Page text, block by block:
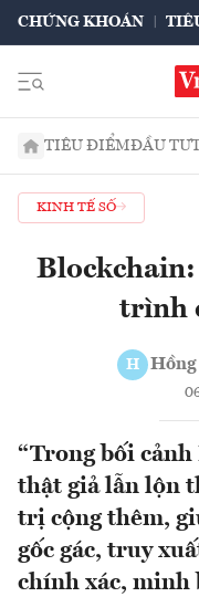
CHỨNG KHOÁN
TIÊU ĐIỂMĐẦU TƯ
KINH TẾ SỐ
Blockchain:
trình
H
“Trong bối
thật giả lẫn lộn
trị cộng thêm,
gốc gác, truy
chính xác, minh